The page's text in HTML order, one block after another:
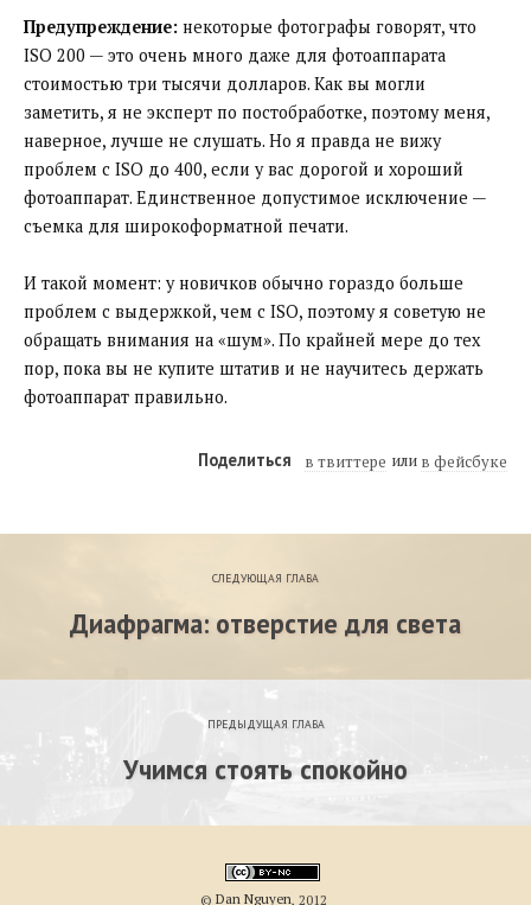
Предупреждение: некоторые фотографы говорят, что
ISO 200 — это очень много даже для фотоаппарата
стоимостью три тысячи долларов. Как вы могли
заметить, я не эксперт по постобработке, поэтому меня,
наверное, лучше не слушать. Но я правда не вижу
проблем с ISO до 400, если у вас дорогой и хороший
фотоаппарат. Единственное допустимое исключение —
съемка для широкоформатной печати.
И такой момент: у новичков обычно гораздо больше
проблем с выдержкой, чем с ISO, поэтому я советую не
обращать внимания на «шум». По крайней мере до тех
пор, пока вы не купите штатив и не научитесь держать
фотоаппарат правильно.
Поделиться в твиттере в фейсбуке
СЛЕДУЮЩАЯ ГЛАВА
Диафрагма: отверстие для света
ПРЕДЫДУЩАЯ ГЛАВА
Учимся стоять спокойно
©Dan Nguyen, 2012